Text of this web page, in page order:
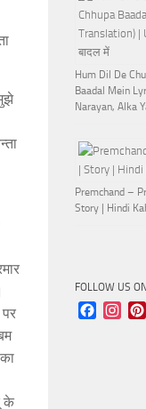
के
Hum Dil De
Baadal Mein
Narayan, Alka
Premchand –
Story | Hindi
FOLLOW US
Facebook